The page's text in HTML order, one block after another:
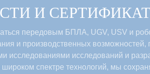
И
передовым БПЛА, UGV, USV и
и производственных
исследованиями исследований и
спектре технологий, мы